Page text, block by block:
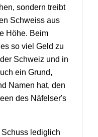
sondern treibt
Schweiss aus
Höhe. Beim
so viel Geld zu
Schweiz und in
ein Grund,
Namen hat, den
des Näfelser's
lediglich